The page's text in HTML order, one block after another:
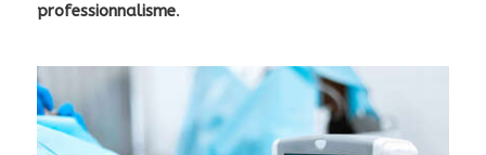
professionnalisme.